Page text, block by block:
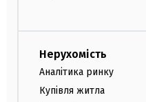
Нерухомість
Аналітика ринку
Купівля житла